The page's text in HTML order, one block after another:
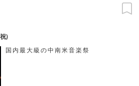
)
国内最大級の中南米音楽祭